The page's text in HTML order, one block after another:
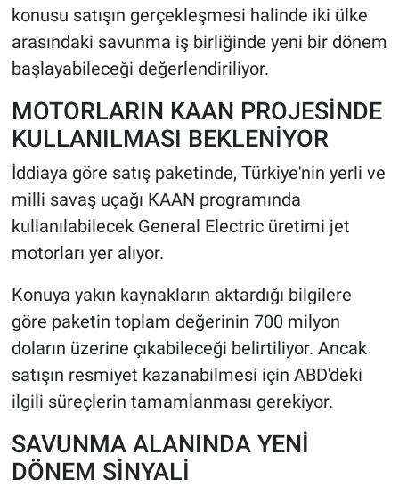
konusu satışın gerçekleşmesi halinde iki ülke
arasındaki savunma iş birliğinde yeni bir dönem
başlayabileceği değerlendiriliyor.
MOTORLARIN KAAN PROJESİNDE
KULLANILMASI BEKLENİYOR
İddiaya göre satış paketinde, Türkiye'nin yerli ve
milli savaş uçağı KAAN programında
kullanılabilecek General Electric üretimi jet
motorları yer alıyor.
Konuya yakın kaynakların aktardığı bilgilere
göre paketin toplam değerinin 700 milyon
doların üzerine çıkabileceği belirtiliyor. Ancak
satışın resmiyet kazanabilmesi için ABD'deki
ilgili süreçlerin tamamlanması gerekiyor.
SAVUNMA ALANINDA YENİ
DÖNEM SİNYALİ